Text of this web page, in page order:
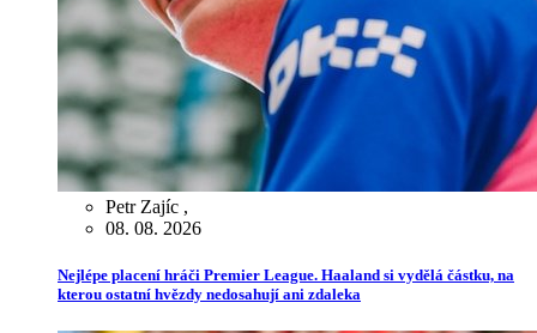
Petr Zajíc ,
08. 08. 2026
Nejlépe placení hráči Premier League. Haaland si vydělá částku, na
kterou ostatní hvězdy nedosahují ani zdaleka